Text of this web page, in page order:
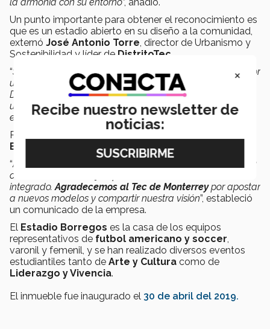
Un punto importante para obtener el reconocimiento es
que es un estadio abierto en su diseño a la comunidad,
externó José Antonio Torre, director de Urbanismo y
Sostenibilidad y líder de DistritoTec
“Siempre es muy satisfactorio recibir un reconocimiento por
una obra que tiene tanto significado para el Tec y para
DistritoTec. Un estadio Universitario verdaderamente
urbano, que ofrece servicios a la universidad y al entorno
en el que se encuentra”, señaló.
Para Beck, el ser parte de la construcción del
Borregos
parteaguas para la empresa.
“Al ser el primer proyecto integrado de Beck en México, su
construcción es un ejemplo del éxito de nuestro sistema
integrado.Agradecemos al Tec de Monterreypor apostar
a nuevos modelos y compartir nuestra visión”, estableció
un comunicado de la empresa.
El Estadio Borregos es la casa de los equipos
representativos de futbol americano y soccer,
varonil y femenil, y se han realizado diversos eventos
estudiantiles tanto de Arte y Cultura como de
Liderazgo y Vivencia.
El inmueble fue inaugurado el 30 de abril del 2019.
×
Recibe nuestro newsletter de
noticias: